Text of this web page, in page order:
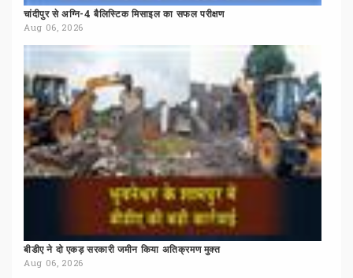
चांदीपुर से अग्नि-4 बैलिस्टिक मिसाइल का सफल परीक्षण
Aug 06, 2026
बीडीए ने दो एकड़ सरकारी जमीन किया अतिक्रमण मुक्त
Aug 06, 2026